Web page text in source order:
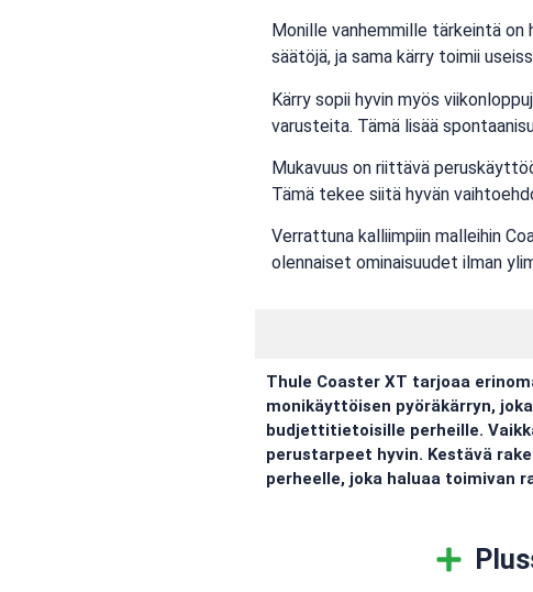
Monille vanhemmille tärkeintä on
säätöjä, ja sama kärry toimii
Kärry sopii hyvin myös
varusteita. Tämä lisää
Mukavuus on riittävä
Tämä tekee siitä hyvän
Verrattuna kalliimpiin malleihin
olennaiset ominaisuudet ilman
Thule Coaster XT tarjoaa
monikäyttöisen pyöräkärryn,
budjettitietoisille perheille.
perustarpeet hyvin. Kestävä
perheelle, joka haluaa toimivan